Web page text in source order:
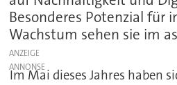
Besonderes Potenzial für
Wachstum sehen sie im
ANZEIGE
Im Mai dieses Jahres haben